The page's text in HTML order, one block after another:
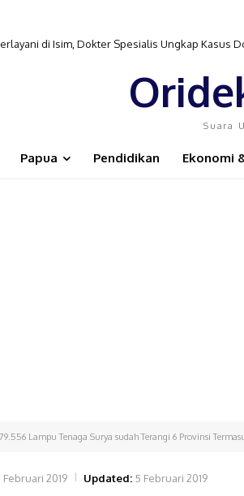
di Isim, Dokter Spesialis Ungkap Kasus
Kesehatan Bergerak Dinkes PB Hadirkan Dokter
Suara
Papua Pendidikan Ekonomi
Lampu Tenaga Surya sudah Terangi 6 Provinsi
Februari 2019 Updated: 5 Februari 2019